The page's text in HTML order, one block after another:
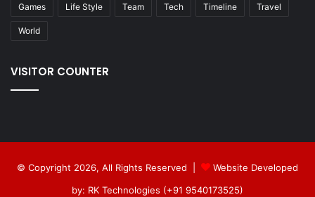
Games Life Style Team Tech Timeline Travel
World
VISITOR COUNTER
© Copyright 2026, All Rights Reserved |
Website Developed
by: RK Technologies (+91 9540173525)